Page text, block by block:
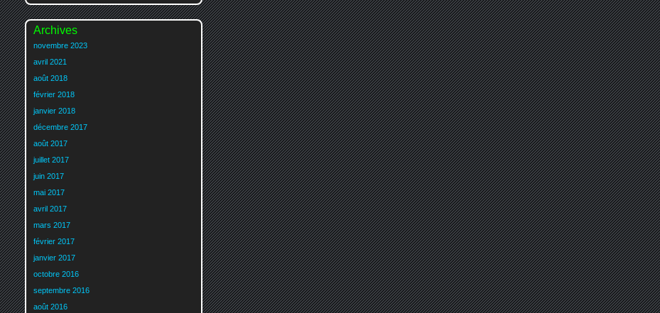
Archives
novembre 2023
avril 2021
août 2018
février 2018
janvier 2018
décembre 2017
août 2017
juillet 2017
juin 2017
mai 2017
avril 2017
mars 2017
février 2017
janvier 2017
octobre 2016
septembre 2016
août 2016